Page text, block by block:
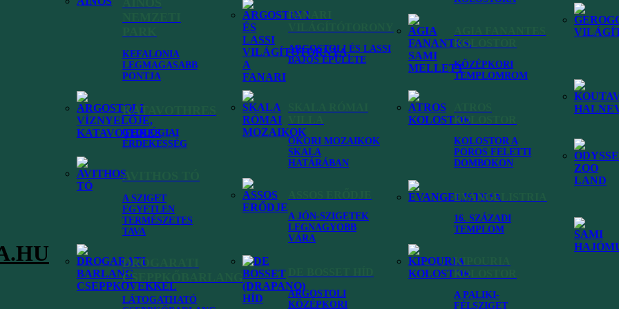
KEFALONIA
LEGMAGASABB
PONTJA
KATAVOTHRES
GEOLÓGIAI
ÉRDEKESSÉG
AVITHOS TÓ
A SZIGET
EGYETLEN
TERMÉSZETES
TAVA
DROGARATI
CSEPPKŐBARLANG
LÁTOGATHATÓ
FANARI
ARGOSTOLI ÉS LASSI
BÁJOS ÉPÜLETE
ÓKORI MOZAIKOK
SKALA
HATÁRÁBAN
A JÓN-SZIGETEK
LEGNAGYOBB
VÁRA
ARGOSTOLI
KÖZÉPKORI
KOLOSTOR
KÖZÉPKORI
TEMPLOMROM
KOLOSTOR
KOLOSTOR A
POROS FELETTI
DOMBOKON
EVANGELISTRIA
16. SZÁZADI
TEMPLOM
KIPOURIA
KOLOSTOR
A PALIKI-
FÉLSZIGET
is annyira kedvelünk!